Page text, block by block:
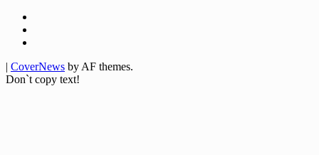
CoverNews by AF themes.
Don`t copy text!